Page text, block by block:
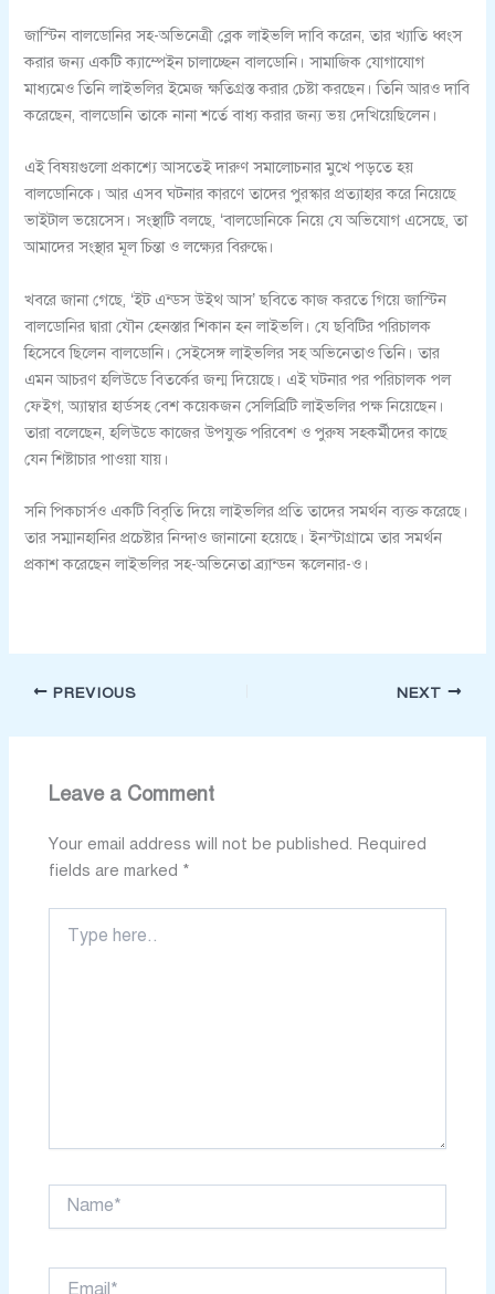
জাস্টিন বালডোনির সহ-অভিনেত্রী ব্লেক লাইভলি দাবি করেন, তার খ্যাতি ধ্বংস
করার জন্য একটি ক্যাম্পেইন চালাচ্ছেন বালডোনি। সামাজিক যোগাযোগ
মাধ্যমেও তিনি লাইভলির ইমেজ ক্ষতিগ্রস্ত করার চেষ্টা করছেন। তিনি আরও দাবি
করেছেন, বালডোনি তাকে নানা শর্তে বাধ্য করার জন্য ভয় দেখিয়েছিলেন।
এই বিষয়গুলো প্রকাশ্যে আসতেই দারুণ সমালোচনার মুখে পড়তে হয়
বালডোনিকে। আর এসব ঘটনার কারণে তাদের পুরস্কার প্রত্যাহার করে নিয়েছে
ভাইটাল ভয়েসেস। সংস্থাটি বলছে, ‘বালডোনিকে নিয়ে যে অভিযোগ এসেছে, তা
আমাদের সংস্থার মূল চিন্তা ও লক্ষ্যের বিরুদ্ধে।
খবরে জানা গেছে, ‘ইট এন্ডস উইথ আস’ ছবিতে কাজ করতে গিয়ে জাস্টিন
বালডোনির দ্বারা যৌন হেনস্তার শিকান হন লাইভলি। যে ছবিটির পরিচালক
হিসেবে ছিলেন বালডোনি। সেইসেঙ্গ লাইভলির সহ অভিনেতাও তিনি। তার
এমন আচরণ হলিউডে বিতর্কের জন্ম দিয়েছে। এই ঘটনার পর পরিচালক পল
ফেইগ, অ্যাম্বার হার্ডসহ বেশ কয়েকজন সেলিব্রিটি লাইভলির পক্ষ নিয়েছেন।
তারা বলেছেন, হলিউডে কাজের উপযুক্ত পরিবেশ ও পুরুষ সহকর্মীদের কাছে
যেন শিষ্টাচার পাওয়া যায়।
সনি পিকচার্সও একটি বিবৃতি দিয়ে লাইভলির প্রতি তাদের সমর্থন ব্যক্ত করেছে।
তার সম্মানহানির প্রচেষ্টার নিন্দাও জানানো হয়েছে। ইনস্টাগ্রামে তার সমর্থন
প্রকাশ করেছেন লাইভলির সহ-অভিনেতা ব্র্যান্ডন স্কলেনার-ও।
PREVIOUS NEXT
Leave a Comment
Your email address will not be published. Required
fields are marked *
here..
Name*